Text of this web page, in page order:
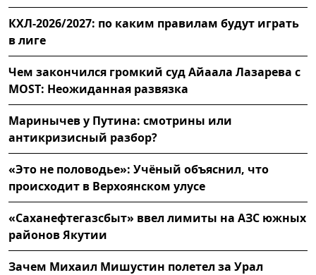
КХЛ-2026/2027: по каким правилам будут играть
в лиге
Чем закончился громкий суд Айаала Лазарева с
MOST: Неожиданная развязка
Маринычев у Путина: смотрины или
антикризисный разбор?
«Это не половодье»: Учёный объяснил, что
происходит в Верхоянском улусе
«Саханефтегазсбыт» ввел лимиты на АЗС южных
районов Якутии
Зачем Михаил Мишустин полетел за Урал